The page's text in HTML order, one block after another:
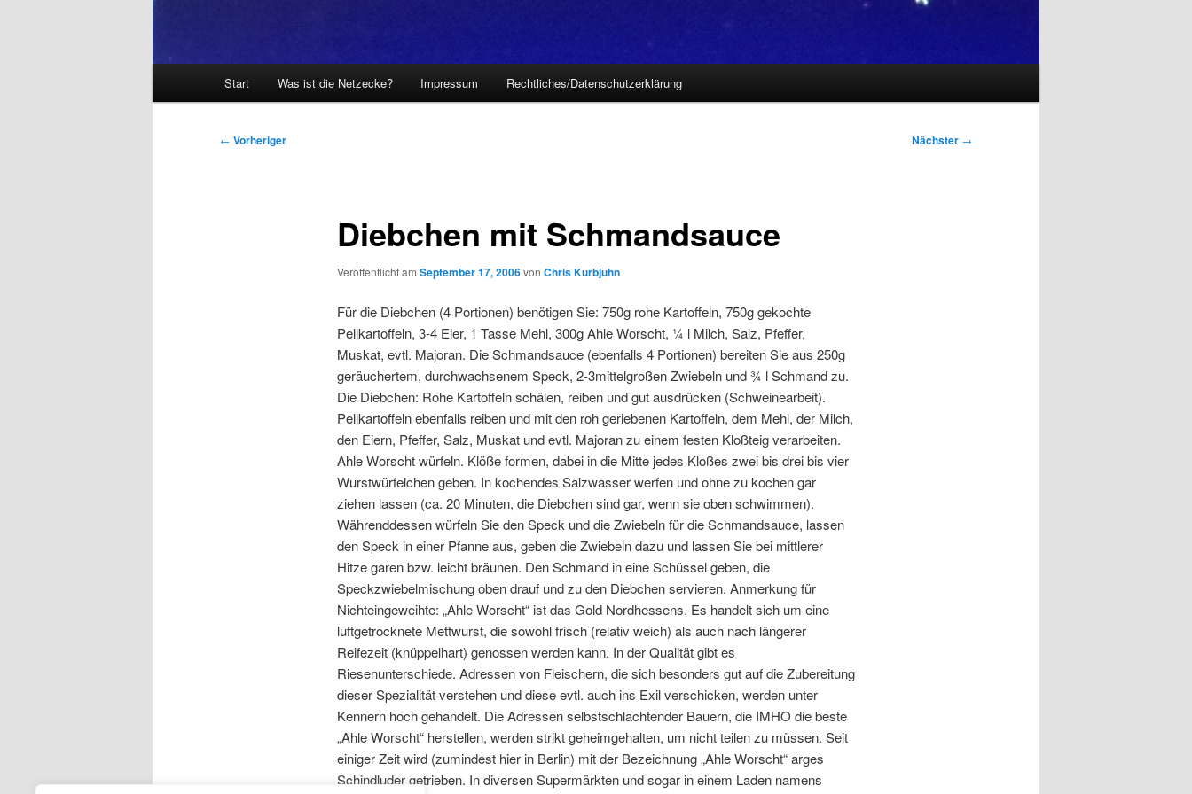
Start Was ist die Netzecke? Impressum Rechtliches/Datenschutzerklärung
Beitragsnavigation
← Vorheriger Nächster →
Diebchen mit Schmandsauce
Veröffentlicht am September 17, 2006von Chris Kurbjuhn
Für die Diebchen (4 Portionen) benötigen Sie: 750g rohe Kartoffeln, 750g gekochte
Pellkartoffeln, 3-4 Eier, 1 Tasse Mehl, 300g Ahle Worscht, ¼ l Milch, Salz, Pfeffer,
Muskat, evtl. Majoran. Die Schmandsauce (ebenfalls 4 Portionen) bereiten Sie aus 250g
geräuchertem, durchwachsenem Speck, 2-3mittelgroßen Zwiebeln und ¾ l Schmand zu.
Die Diebchen: Rohe Kartoffeln schälen, reiben und gut ausdrücken (Schweinearbeit).
Pellkartoffeln ebenfalls reiben und mit den roh geriebenen Kartoffeln, dem Mehl, der Milch,
den Eiern, Pfeffer, Salz, Muskat und evtl. Majoran zu einem festen Kloßteig verarbeiten.
Ahle Worscht würfeln. Klöße formen, dabei in die Mitte jedes Kloßes zwei bis drei bis vier
Wurstwürfelchen geben. In kochendes Salzwasser werfen und ohne zu kochen gar
ziehen lassen (ca. 20 Minuten, die Diebchen sind gar, wenn sie oben schwimmen).
Währenddessen würfeln Sie den Speck und die Zwiebeln für die Schmandsauce, lassen
den Speck in einer Pfanne aus, geben die Zwiebeln dazu und lassen Sie bei mittlerer
Hitze garen bzw. leicht bräunen. Den Schmand in eine Schüssel geben, die
Speckzwiebelmischung oben drauf und zu den Diebchen servieren. Anmerkung für
Nichteingeweihte: „Ahle Worscht“ ist das Gold Nordhessens. Es handelt sich um eine
luftgetrocknete Mettwurst, die sowohl frisch (relativ weich) als auch nach längerer
Reifezeit (knüppelhart) genossen werden kann. In der Qualität gibt es
Riesenunterschiede. Adressen von Fleischern, die sich besonders gut auf die Zubereitung
dieser Spezialität verstehen und diese evtl. auch ins Exil verschicken, werden unter
Kennern hoch gehandelt. Die Adressen selbstschlachtender Bauern, die IMHO die beste
„Ahle Worscht“ herstellen, werden strikt geheimgehalten, um nicht teilen zu müssen. Seit
einiger Zeit wird (zumindest hier in Berlin) mit der Bezeichnung „Ahle Worscht“ arges
Schindluder getrieben. In diversen Supermärkten und sogar in einem Laden namens